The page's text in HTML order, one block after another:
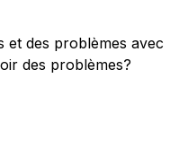
et des problèmes avec
des problèmes?